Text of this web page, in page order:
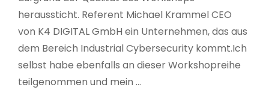
heraussticht. Referent Michael Krammel CEO
von K4 DIGITAL GmbH ein Unternehmen, das aus
dem Bereich Industrial Cybersecurity kommt.Ich
selbst habe ebenfalls an dieser Workshopreihe
teilgenommen und mein …